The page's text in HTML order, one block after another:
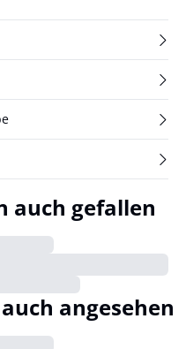
auch gefallen
angesehen